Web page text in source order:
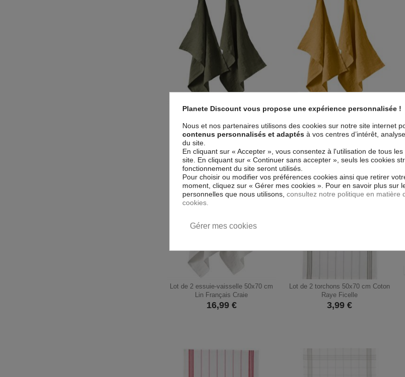
Lot de 2 essuie-vaisselle 50x70 cm
16,99€
Lot de 2 essuie-vaisselle 50x70 cm
16,99€
Lot de 2 essuie-vaisselle 50x70 cm
Lin Français Craie
16,99€
Lot de 2 torchons 50x70 cm Coton
Raye Ficelle
3,99 €
Planete Discount vous propose une expérience personnalisée !
Nous et nos partenaires utilisons des cookies sur notre site internet
contenus personnalisés et adaptés à vos centres d’intérêt,
du site.
En cliquant sur « Accepter », vous consentez à l'utilisation de tous
site. En cliquant sur « Continuer sans accepter », seuls les cookies
fonctionnement du site seront utilisés.
Pour choisir ou modifier vos préférences cookies ainsi que retirer
moment, cliquez sur « Gérer mes cookies ». Pour en savoir plus sur
personnelles que nous utilisons, consultez notre politique en matière
cookies.
Gérer mes cookies